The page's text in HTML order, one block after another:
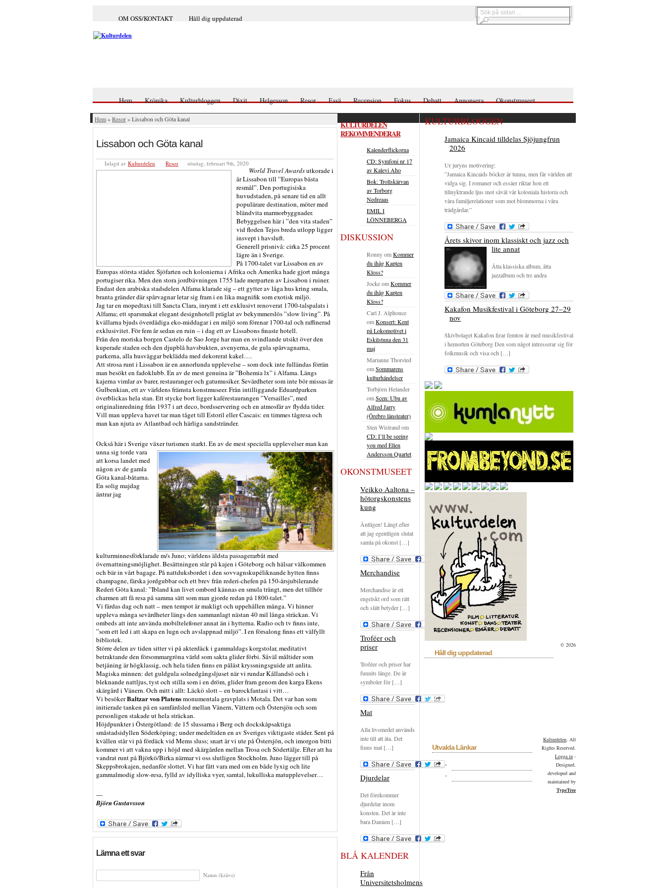
OM OSS/KONTAKT Håll dig uppdaterad
Hem Krönika Kulturbloggen Dixit Helgesson Resor Essä Recension Fokus Debatt Annonsera Okonstmuseet
Hem»Resor» Lissabon och Göta kanal
Lissabon och Göta kanal
Inlagd av Kulturdelen Resor söndag, februari 9th, 2020
World Travel Awardsutkorade i
år Lissabon till ”Europas bästa
resmål”. Den portugisiska
huvudstaden, på senare tid en allt
populärare destination, möter med
bländvita marmorbyggnader.
Bebyggelsen här i ”den vita staden”
vid floden Tejos breda utlopp ligger
insvept i havsluft.
Generell prisnivå: cirka 25 procent
lägre än i Sverige.
På 1700-talet var Lissabon en av
Europas största städer. Sjöfarten och kolonierna i Afrika och Amerika hade gjort många
portugiser rika. Men den stora jordbävningen 1755 lade merparten av Lissabon i ruiner.
Endast den arabiska stadsdelen Alfama klarade sig – ett gytter av låga hus kring smala,
branta gränder där spårvagnar letar sig fram i en lika magnifik som exotisk miljö.
Jag tar en mopedtaxi till Sancta Clara, inrymt i ett exklusivt renoverat 1700-talspalats i
Alfama; ett sparsmakat elegant designhotell präglat av bekymmerslös ”slow living”. På
kvällarna bjuds överdådiga eko-middagar i en miljö som förenar 1700-tal och raffinerad
exklusivitet. För fem år sedan en ruin – i dag ett av Lissabons finaste hotell.
Från den moriska borgen Castelo de Sao Jorge har man en svindlande utsikt över den
kuperade staden och den djupblå havsbukten, avenyerna, de gula spårvagnarna,
parkerna, alla husväggar beklädda med dekorerat kakel….
Att strosa runt i Lissabon är en annorlunda upplevelse – som dock inte fulländas förrän
man besökt en fadoklubb. En av de mest genuina är ”Bohemia lx” i Alfama. Längs
kajerna vimlar av barer, restauranger och gatumusiker. Sevärdheter som inte bör missas är
Gulbenkian, ett av världens främsta konstmuseer. Från intilliggande Eduardparken
överblickas hela stan. Ett stycke bort ligger kaférestaurangen ”Versailles”, med
originalinredning från 1937 i art deco, bordsservering och en atmosfär av flydda tider.
Vill man uppleva havet tar man tåget till Estoril eller Cascais: en timmes tågresa och
man kan njuta av Atlantbad och härliga sandstränder.
Också här i Sverige växer turismen starkt. En av de mest speciella upplevelser man kan
unna sig torde vara
att korsa landet med
någon av de gamla
Göta kanal-båtarna.
En solig majdag
äntrar jag
kulturminnesförklarade m/s Juno; världens äldsta passagerarbåt med
övernattningsmöjlighet. Besättningen står på kajen i Göteborg och hälsar välkommen
och bär in vårt bagage. På nattduksbordet i den sovvagnskupéliknande hytten finns
champagne, färska jordgubbar och ett brev från rederi-chefen på 150-årsjubilerande
Rederi Göta kanal: ”Ibland kan livet ombord kännas en smula trångt, men det tillhör
charmen att få resa på samma sätt som man gjorde redan på 1800-talet.”
Vi färdas dag och natt – men tempot är makligt och uppehållen många. Vi hinner
uppleva många sevärdheter längs den sammanlagt nästan 40 mil långa sträckan. Vi
ombeds att inte använda mobiltelefoner annat än i hytterna. Radio och tv finns inte,
”som ett led i att skapa en lugn och avslappnad miljö”. I en försalong finns ett välfyllt
bibliotek.
Större delen av tiden sitter vi på akterdäck i gammaldags korgstolar, meditativt
betraktande den försommargröna värld som sakta glider förbi. Såväl måltider som
betjäning är högklassig, och hela tiden finns en påläst kryssningsguide att anlita.
Magiska minnen: det guldgula solnedgångsljuset när vi rundar Kållandsö och i
bleknande nattljus, tyst och stilla som i en dröm, glider fram genom den karga Ekens
skärgård i Vänern. Och mitt i allt: Läckö slott – en barockfantasi i vitt…
Vi besökerBaltzar von Platensmonumentala gravplats i Motala. Det var han som
initierade tanken på en samfärdsled mellan Vänern, Vättern och Östersjön och som
personligen stakade ut hela sträckan.
Höjdpunkter i Östergötland: de 15 slussarna i Berg och dockskåpsaktiga
småstadsidyllen Söderköping; under medeltiden en av Sveriges viktigaste städer. Sent på
kvällen står vi på fördäck vid Mems sluss; snart är vi ute på Östersjön, och imorgon bitti
kommer vi att vakna upp i höjd med skärgården mellan Trosa och Södertälje. Efter att ha
vandrat runt på Björkö/Birka närmar vi oss slutligen Stockholm. Juno lägger till på
Skeppsbrokajen, nedanför slottet. Vi har fått vara med om en både lyxig och lite
gammalmodig slow-resa, fylld av idylliska vyer, samtal, lukulliska matupplevelser…
—
Björn Gustavsson
Lämna ett svar
Namn (krävs)
KULTURDELEN
REKOMMENDERAR
Kalenderflickorna
CD: Symfoni nr 17
av Kalevi Aho
Bok: Trollskärvan
av Torborg
Nedreaas
EMIL I
LÖNNEBERGA
DISKUSSION
RonnyomKommer
du ihåg Kapten
Kloss?
JockeomKommer
du ihåg Kapten
Kloss?
Carl J. Alphonce
omKonsert: Kent
på Lokomotivet i
Eskilstuna den 31
maj
Marianne Thorsted
omSommarens
kulturhändelser
Torbjörn Helander
omScen: Ubu av
Alfred Jarry
(Örebro länsteater)
Sten Wistrand om
CD: I’ll be seeing
you med Ellen
Andersson Quartet
OKONSTMUSEET
Veikko Aaltona –
hötorgskonstens
kung
Äntligen! Långt efter
att jag egentligen slutat
samla på okonst […]
Merchandise
Merchandise är ett
engelskt ord som rätt
och slätt betyder […]
Troféer och
priser
Troféer och priser har
funnits länge. De är
symboler för […]
Mat
Alla livsmedel används
inte till att äta. Det
finns mat […]
Djurdelar
Det förekommer
djurdelar inom
konsten. Det är inte
bara Damien […]
BLÅ KALENDER
Från
Universitetsholmens
KULTURBLOGGEN
Jamaica Kincaid tilldelas Sjöjungfrun
2026
Ur juryns motivering:
”Jamaica Kincaids böcker är tunna, men får världen att
vidga sig. I romaner och essäer riktar hon ett
tillnyktrande ljus mot såväl vår koloniala historia och
våra familjerelationer som mot blommorna i våra
trädgårdar.”
Årets skivor inom klassiskt och jazz och
lite annat
Åtta klassiska album, åtta
jazzalbum och tre andra
Kakafon Musikfestival i Göteborg 27–29
nov
Skivbolaget Kakafon firar femton år med musikfestival
i hemorten Göteborg Den som något intresserar sig för
folkmusik och visa och […]
Håll dig uppdaterad
rekommenderar
Utvalda Länkar
© 2026
Kulturdelen. All
Rights Reserved.
Logga in -
Designed,
developed and
maintained by
TypeTree